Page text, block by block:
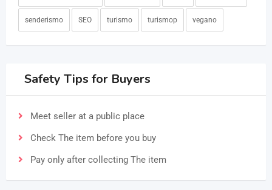
senderismo SEO turismo turismop vegano
Safety Tips for Buyers
Meet seller at a public place
Check The item before you buy
Pay only after collecting The item